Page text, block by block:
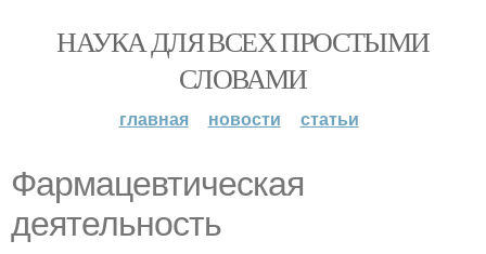
НАУКА ДЛЯ ВСЕХ ПРОСТЫМИ
СЛОВАМИ
главная новости статьи
Фармацевтическая
деятельность